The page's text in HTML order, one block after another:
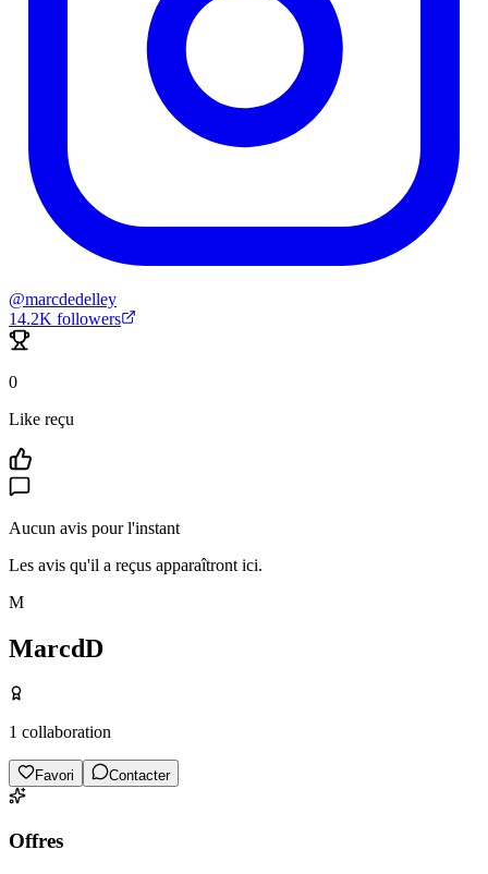
@marcdedelley
14.2K followers
0
Like reçu
Aucun avis pour l'instant
Les avis qu'il a reçus apparaîtront ici.
M
MarcdD
1 collaboration
Favori Contacter
Offres